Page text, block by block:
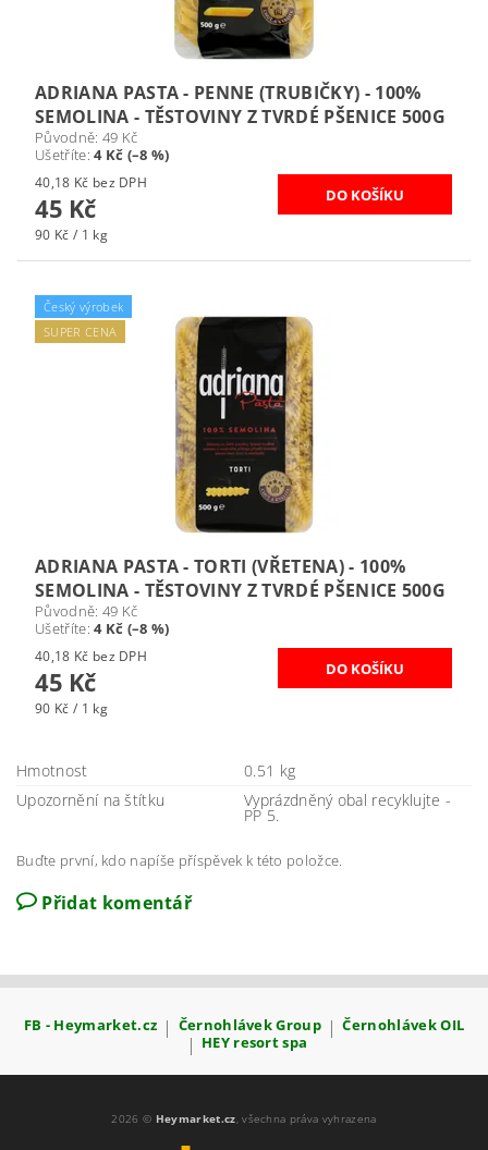
ADRIANA PASTA - PENNE (TRUBIČKY) - 100%
SEMOLINA - TĚSTOVINY Z TVRDÉ PŠENICE 500G
Původně: 49 Kč
Ušetříte:4 Kč (–8 %)
40,18 Kč bez DPH
45 Kč
90 Kč / 1 kg
Český výrobek
SUPER CENA
ADRIANA PASTA - TORTI (VŘETENA) - 100%
SEMOLINA - TĚSTOVINY Z TVRDÉ PŠENICE 500G
Původně: 49 Kč
Ušetříte:4 Kč (–8 %)
40,18 Kč bez DPH
45 Kč
90 Kč / 1 kg
Hmotnost
0.51 kg
Upozornění na štítku
Vyprázdněný obal recyklujte -
PP 5.
Buďte první, kdo napíše příspěvek k této položce.
Přidat komentář
FB - Heymarket.cz | Černohlávek Group | Černohlávek OIL
| HEY resort spa
2026 © Heymarket.cz, všechna práva vyhrazena